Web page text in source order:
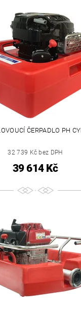
ČERPADLO PH
32 739 Kč bez DPH
39 614 Kč